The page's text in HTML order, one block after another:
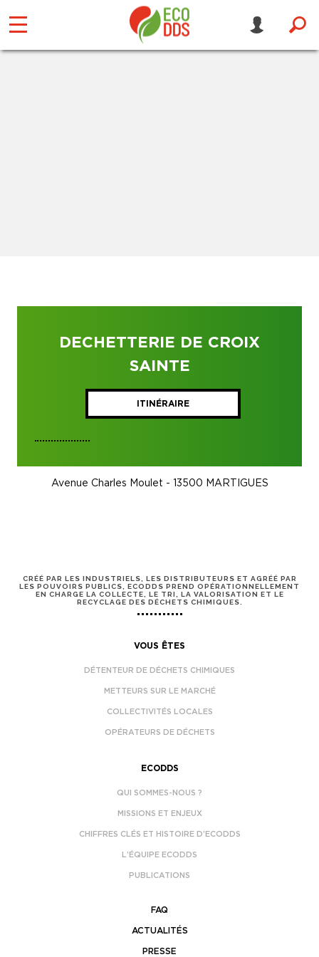
DECHETTERIE DE CROIX
SAINTE
ITINÉRAIRE
Avenue Charles Moulet - 13500 MARTIGUES
CRÉÉ PAR LES INDUSTRIELS, LES DISTRIBUTEURS ET AGRÉÉ PAR
LES POUVOIRS PUBLICS, ECODDS PREND OPÉRATIONNELLEMENT
EN CHARGE LA COLLECTE, LE TRI, LA VALORISATION ET LE
RECYCLAGE DES DÉCHETS CHIMIQUES.
VOUS ÊTES
DÉTENTEUR DE DÉCHETS CHIMIQUES
METTEURS SUR LE MARCHÉ
COLLECTIVITÉS LOCALES
OPÉRATEURS DE DÉCHETS
ECODDS
QUI SOMMES-NOUS ?
MISSIONS ET ENJEUX
CHIFFRES CLÉS ET HISTOIRE D’ECODDS
L’ÉQUIPE ECODDS
PUBLICATIONS
FAQ
ACTUALITÉS
PRESSE